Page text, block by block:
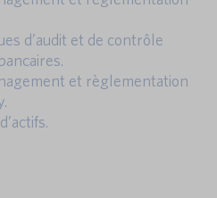
d’audit et de contrôle
et règlementation